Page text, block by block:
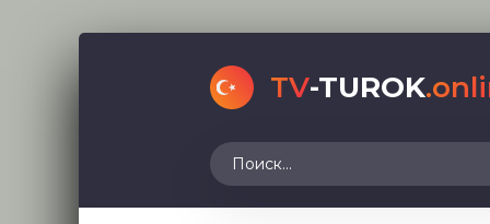
TV-TUROK